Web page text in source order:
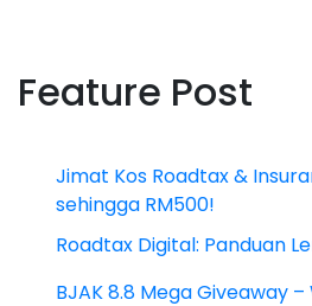
Feature Post
Jimat Kos Roadtax &
sehingga RM500!
Roadtax Digital: Panduan
BJAK 8.8 Mega Giveaway